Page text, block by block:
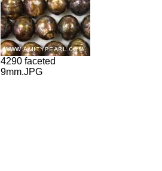
4290 faceted
9mm.JPG